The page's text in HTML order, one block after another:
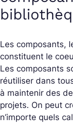
Les composants,
constituent le
Les composants
réutiliser dans
à maintenir des
projets. On peut
n’importe quels